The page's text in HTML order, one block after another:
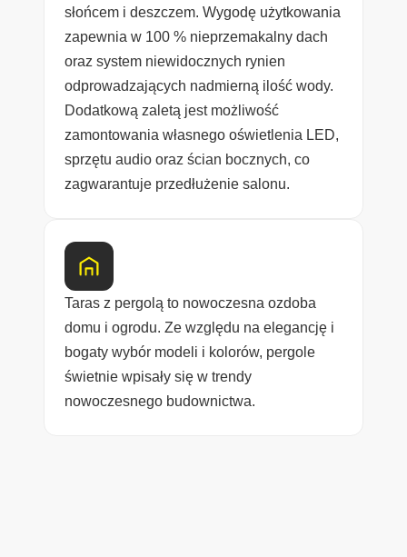
słońcem i deszczem. Wygodę użytkowania
zapewnia w 100 % nieprzemakalny dach
oraz system niewidocznych rynien
odprowadzających nadmierną ilość wody.
Dodatkową zaletą jest możliwość
zamontowania własnego oświetlenia LED,
sprzętu audio oraz ścian bocznych, co
zagwarantuje przedłużenie salonu.
Taras z pergolą to nowoczesna ozdoba
domu i ogrodu. Ze względu na elegancję i
bogaty wybór modeli i kolorów, pergole
świetnie wpisały się w trendy
nowoczesnego budownictwa.